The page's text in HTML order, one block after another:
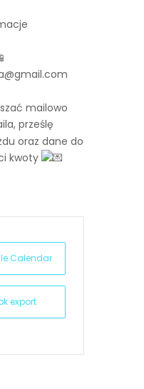
mailowo
prześlę
oraz dane do
kwoty
Calendar
export